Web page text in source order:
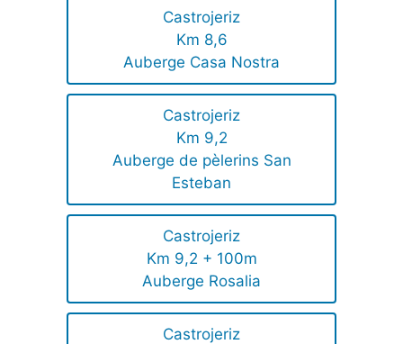
Castrojeriz
Km 8,6
Auberge Casa Nostra
Castrojeriz
Km 9,2
Auberge de pèlerins San
Esteban
Castrojeriz
Km 9,2 + 100m
Auberge Rosalia
Castrojeriz